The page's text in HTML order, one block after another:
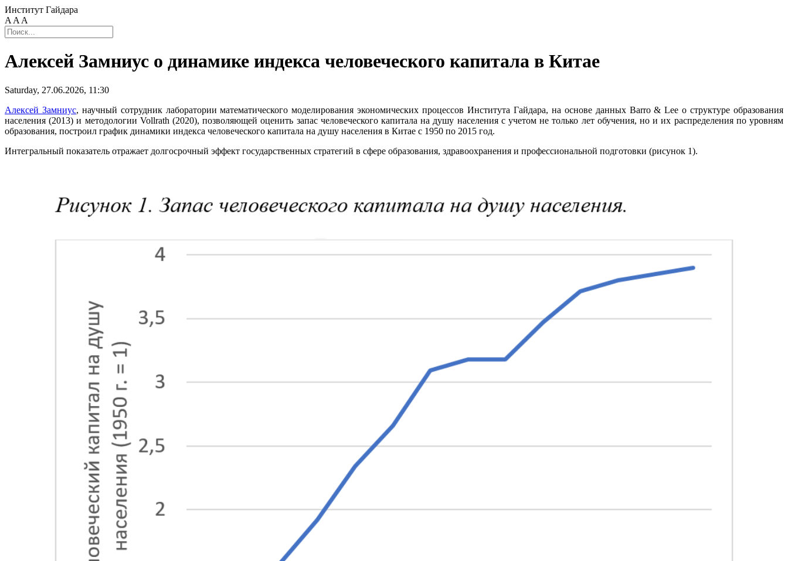
Институт Гайдара
A A A
Алексей Замниус о динамике индекса человеческого капитала в Китае
Saturday, 27.06.2026, 11:30
Алексей Замниус, научный сотрудник лаборатории математического моделирования экономических процессов Института Гайдара, на основе данных Barro & Lee о структуре образования
населения (2013) и методологии Vollrath (2020), позволяющей оценить запас человеческого капитала на душу населения с учетом не только лет обучения, но и их распределения по уровням
образования, построил график динамики индекса человеческого капитала на душу населения в Китае с 1950 по 2015 год.
Интегральный показатель отражает долгосрочный эффект государственных стратегий в сфере образования, здравоохранения и профессиональной подготовки (рисунок 1).